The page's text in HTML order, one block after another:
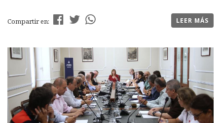
Compartir en: LEER MÁS